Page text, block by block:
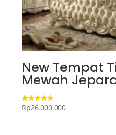
New Tempat
Mewah
Dinilai
5.00
Rp26.000.000